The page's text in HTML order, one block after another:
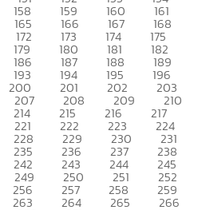
158 159 160 161
165 166 167 168
172 173 174 175
179 180 181 182
186 187 188 189
193 194 195 196
200 201 202 203
207 208 209 210
214 215 216 217
221 222 223 224
228 229 230 231
235 236 237 238
242 243 244 245
249 250 251 252
256 257 258 259
263 264 265 266